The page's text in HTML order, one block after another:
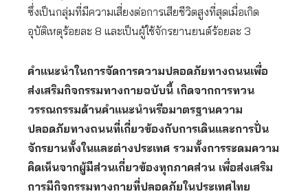
ซึ่งเป็นกลุ่มที่มีความเสี่ยงต่อการเสียชีวิตสูงที่สุดเมื่อเกิด
อุบัติเหตุร้อยละ 8 และเป็นผู้ใช้จักรยานยนต์ร้อยละ 3
คำแนะนำในการจัดการความปลอดภัยทางถนนเพื่อ
ส่งเสริมกิจกรรมทางกายฉบับนี้ เกิดจากการทวน
วรรณกรรมด้านคำแนะนำหรือมาตรฐานความ
ปลอดภัยทางถนนที่เกี่ยวข้องกับการเดินและการปั่น
จักรยานทั้งในและต่างประเทศ รวมทั้งการระดมความ
คิดเห็นจากผู้มีส่วนเกี่ยวข้องทุกภาคส่วน เพื่อส่งเสริม
การมีกิจกรรมทางกายที่ปลอดภัยในประเทศไทย